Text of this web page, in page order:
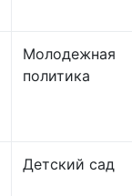
Молодежная
политика
Детский сад